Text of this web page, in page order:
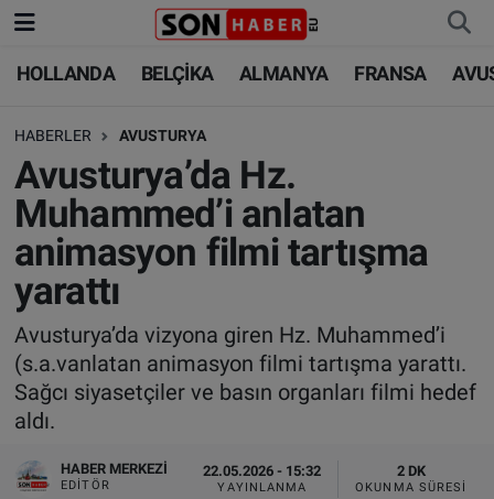
HOLLANDA BELÇİKA ALMANYA FRANSA
HABERLER AVUSTURYA
Avusturya’da Hz.
Muhammed’i anlatan
animasyon filmi tartışma
yarattı
Avusturya’da vizyona giren Hz. Muhammed’i
(s.a.vanlatan animasyon filmi tartışma yarattı.
Sağcı siyasetçiler ve basın organları filmi hedef
aldı.
HABER MERKEZI
EDITÖR
22.05.2026 - 15:32
YAYINLANMA
2 DK
OKUNMA SÜRESI
HOLLANDA
BELÇİKA
ALMANYA
FRANSA
AVUSTURYA
SAĞLIK - YAŞAM
HOLLANDA
BELÇİKA
ALMANYA
TÜRKİYE
DÜNYA
BİLİM-TEKNOLOJİ
FOTO GALERİ
Nöbetçi Eczaneler
Hava Durumu
Trafik Durumu
Süper Lig Puan Durumu ve Fikstür
Tüm Manşetler
Son Dakika Haberleri